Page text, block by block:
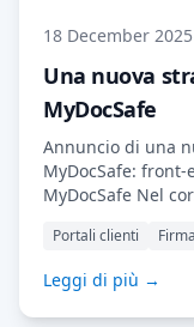
18 December 2025
Una nuova
MyDocSafe
Annuncio di una
MyDocSafe:
MyDocSafe Nel
clienti, firme
gestione dei
studi
è cambiata. Ciò
Portali clienti
Leggi di più →